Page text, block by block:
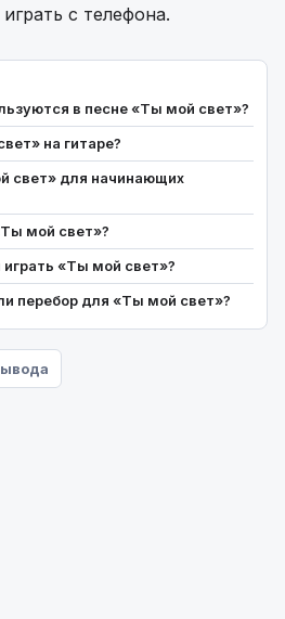
с телефона.
в песне «Ты мой свет»?
на гитаре?
свет» для начинающих
мой свет»?
играть «Ты мой свет»?
перебор для «Ты мой свет»?